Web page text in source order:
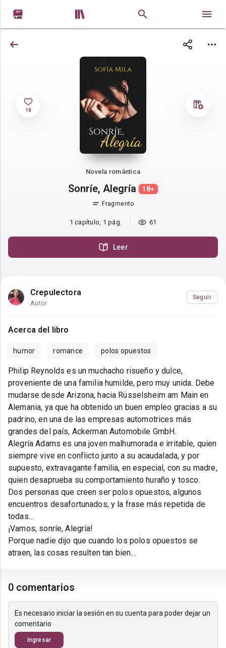
 
18
Novela romántica
Sonríe, Alegría 18+
Fragmento
1 capítulo, 1 pág. 61
Leer
Crepulectora
Autor
Seguir
Acerca del libro
humor romance polos opuestos
Philip Reynolds es un muchacho risueño y dulce,
proveniente de una familia humilde, pero muy unida. Debe
mudarse desde Arizona, hacia Rüsselsheim am Main en
Alemania, ya que ha obtenido un buen empleo gracias a su
padrino, en una de las empresas automotrices más
grandes del país, Ackerman Automobile GmbH.
Alegría Adams es una joven malhumorada e irritable, quien
siempre vive en conflicto junto a su acaudalada, y por
supuesto, extravagante familia, en especial, con su madre,
quien desaprueba su comportamiento huraño y tosco.
Dos personas que creen ser polos opuestos, algunos
encuentros desafortunados, y la frase más repetida de
todas...
¡Vamos, sonríe, Alegría!
Porque nadie dijo que cuando los polos opuestos se
atraen, las cosas resulten tan bien...
0 comentarios
Es necesario iniciar la sesión en su cuenta para poder dejar un
comentario
Ingresar